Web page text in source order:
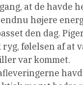
at de havde
højere
den dag.
ryg, følelsen af at
var kommet.